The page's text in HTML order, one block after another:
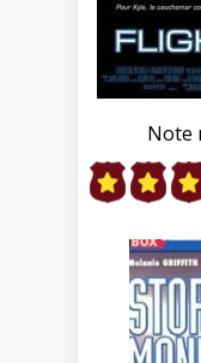
Note